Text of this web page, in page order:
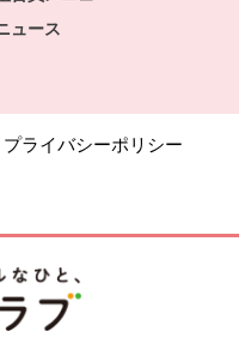
ュース
プライバシーポリシー